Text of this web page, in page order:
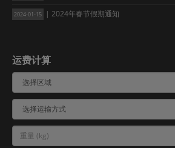
2024-01-15 | 2024年春节假期通知
运费计算